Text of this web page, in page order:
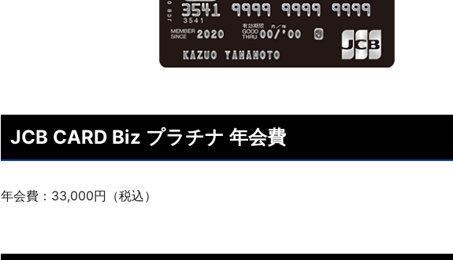
JCB CARD Biz プラチナ 年会費
年会費：33,000円（税込）